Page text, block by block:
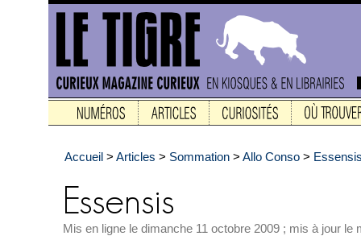
Accueil > Articles > Sommation > Allo Conso >
Mis en ligne le dimanche 11 octobre 2009 ; mis à jour le